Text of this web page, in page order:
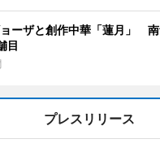
ーザと創作中華「蓮月」
目
プレスリリース